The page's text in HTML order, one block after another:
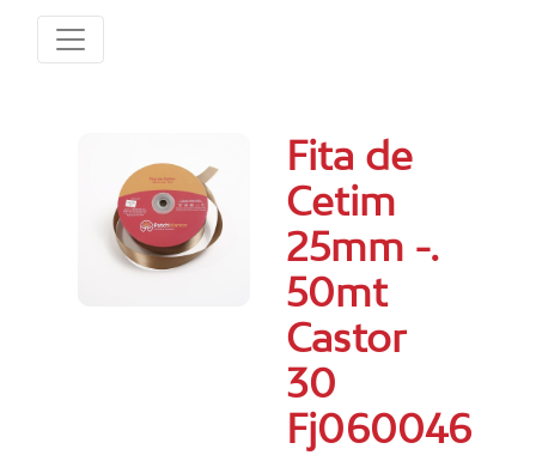
Fita de
Cetim
25mm -.
50mt
Castor
30
Fj060046